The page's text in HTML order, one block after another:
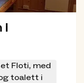
i
Floti, med
toalett i